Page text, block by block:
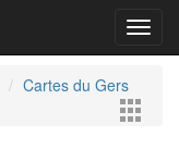
Cartes du Gers